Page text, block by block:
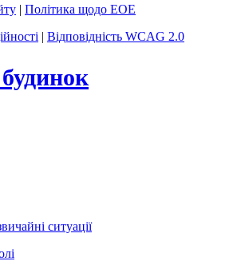
| Політика щодо EOE
| Відповідність WCAG 2.0
ситуації